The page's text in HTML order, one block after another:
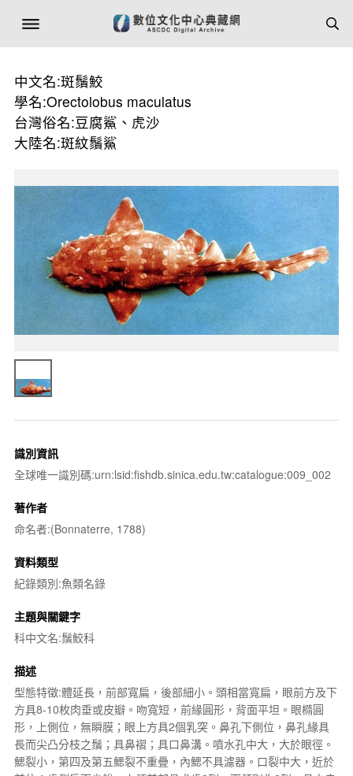
中文名:斑鬚鮫
學名:Orectolobus maculatus
台灣俗名:豆腐鯊、虎沙
大陸名:斑紋鬚鯊
識別資訊
全球唯一識別碼:urn:lsid:fishdb.sinica.edu.tw:catalogue:009_002
著作者
命名者:(Bonnaterre, 1788)
資料類型
紀錄類別:魚類名錄
主題與關鍵字
科中文名:鬚鮫科
描述
型態特徵:體延長，前部寬扁，後部細小。頭相當寬扁，眼前方及下
方具8-10枚肉垂或皮瓣。吻寬短，前緣圓形，背面平坦。眼橢圓
形，上側位，無瞬膜；眼上方具2個乳突。鼻孔下側位，鼻孔緣具
長而尖凸分枝之鬚；具鼻褶；具口鼻溝。噴水孔中大，大於眼徑。
鰓裂小，第四及第五鰓裂不重疊，內鰓不具濾器。口裂中大，近於